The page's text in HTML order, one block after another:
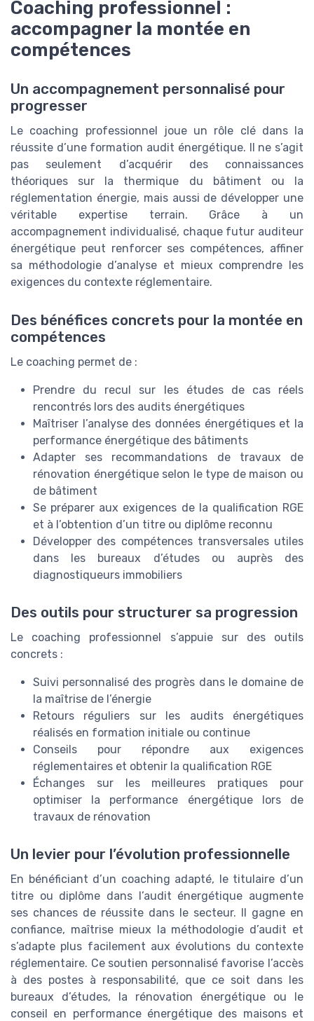
Coaching professionnel :
accompagner la montée en
compétences
Un accompagnement personnalisé pour
progresser
Le coaching professionnel joue un rôle clé dans la
réussite d’une formation audit énergétique. Il ne s’agit
pas seulement d’acquérir des connaissances
théoriques sur la thermique du bâtiment ou la
réglementation énergie, mais aussi de développer une
véritable expertise terrain. Grâce à un
accompagnement individualisé, chaque futur auditeur
énergétique peut renforcer ses compétences, affiner
sa méthodologie d’analyse et mieux comprendre les
exigences du contexte réglementaire.
Des bénéfices concrets pour la montée en
compétences
Le coaching permet de :
Prendre du recul sur les études de cas réels
rencontrés lors des audits énergétiques
Maîtriser l’analyse des données énergétiques et la
performance énergétique des bâtiments
Adapter ses recommandations de travaux de
rénovation énergétique selon le type de maison ou
de bâtiment
Se préparer aux exigences de la qualification RGE
et à l’obtention d’un titre ou diplôme reconnu
Développer des compétences transversales utiles
dans les bureaux d’études ou auprès des
diagnostiqueurs immobiliers
Des outils pour structurer sa progression
Le coaching professionnel s’appuie sur des outils
concrets :
Suivi personnalisé des progrès dans le domaine de
la maîtrise de l’énergie
Retours réguliers sur les audits énergétiques
réalisés en formation initiale ou continue
Conseils pour répondre aux exigences
réglementaires et obtenir la qualification RGE
Échanges sur les meilleures pratiques pour
optimiser la performance énergétique lors de
travaux de rénovation
Un levier pour l’évolution professionnelle
En bénéficiant d’un coaching adapté, le titulaire d’un
titre ou diplôme dans l’audit énergétique augmente
ses chances de réussite dans le secteur. Il gagne en
confiance, maîtrise mieux la méthodologie d’audit et
s’adapte plus facilement aux évolutions du contexte
réglementaire. Ce soutien personnalisé favorise l’accès
à des postes à responsabilité, que ce soit dans les
bureaux d’études, la rénovation énergétique ou le
conseil en performance énergétique des maisons et